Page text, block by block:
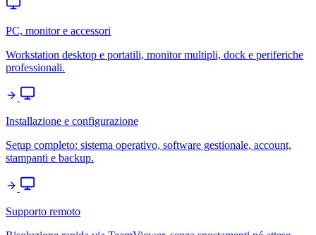
PC, monitor e accessori
Workstation desktop e portatili, monitor multipli, dock e periferiche
professionali.
Installazione e configurazione
Setup completo: sistema operativo, software gestionale, account,
stampanti e backup.
Supporto remoto